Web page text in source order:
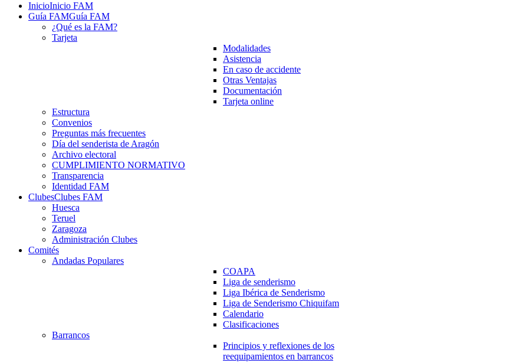
InicioInicio FAM
Guía FAMGuía FAM
¿Qué es la FAM?
Tarjeta
Modalidades
Asistencia
En caso de accidente
Otras Ventajas
Documentación
Tarjeta online
Estructura
Convenios
Preguntas más frecuentes
Día del senderista de Aragón
Archivo electoral
CUMPLIMIENTO NORMATIVO
Transparencia
Identidad FAM
ClubesClubes FAM
Huesca
Teruel
Zaragoza
Administración Clubes
Comités
Andadas Populares
COAPA
Liga de senderismo
Liga Ibérica de Senderismo
Liga de Senderismo Chiquifam
Calendario
Clasificaciones
Barrancos
Principios y reflexiones de los
reequipamientos en barrancos